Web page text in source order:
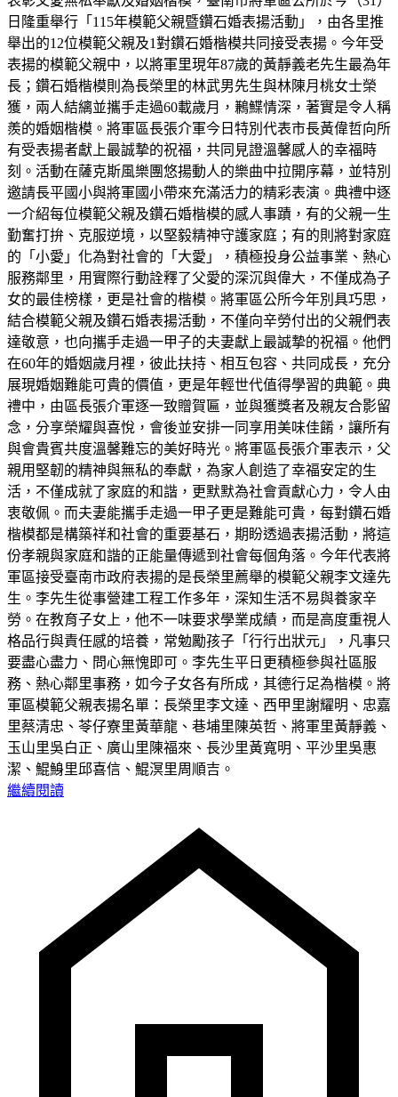
日隆重舉行「115年模範父親暨鑽石婚表揚活動」，由各里推
舉出的12位模範父親及1對鑽石婚楷模共同接受表揚。今年受
表揚的模範父親中，以將軍里現年87歲的黃靜義老先生最為年
長；鑽石婚楷模則為長榮里的林武男先生與林陳月桃女士榮
獲，兩人結縭並攜手走過60載歲月，鶼鰈情深，著實是令人稱
羨的婚姻楷模。將軍區長張介軍今日特別代表市長黃偉哲向所
有受表揚者獻上最誠摯的祝福，共同見證溫馨感人的幸福時
刻。活動在薩克斯風樂團悠揚動人的樂曲中拉開序幕，並特別
邀請長平國小與將軍國小帶來充滿活力的精彩表演。典禮中逐
一介紹每位模範父親及鑽石婚楷模的感人事蹟，有的父親一生
勤奮打拚、克服逆境，以堅毅精神守護家庭；有的則將對家庭
的「小愛」化為對社會的「大愛」，積極投身公益事業、熱心
服務鄰里，用實際行動詮釋了父愛的深沉與偉大，不僅成為子
女的最佳榜樣，更是社會的楷模。將軍區公所今年別具巧思，
結合模範父親及鑽石婚表揚活動，不僅向辛勞付出的父親們表
達敬意，也向攜手走過一甲子的夫妻獻上最誠摯的祝福。他們
在60年的婚姻歲月裡，彼此扶持、相互包容、共同成長，充分
展現婚姻難能可貴的價值，更是年輕世代值得學習的典範。典
禮中，由區長張介軍逐一致贈賀匾，並與獲獎者及親友合影留
念，分享榮耀與喜悅，會後並安排一同享用美味佳餚，讓所有
與會貴賓共度溫馨難忘的美好時光。將軍區長張介軍表示，父
親用堅韌的精神與無私的奉獻，為家人創造了幸福安定的生
活，不僅成就了家庭的和諧，更默默為社會貢獻心力，令人由
衷敬佩。而夫妻能攜手走過一甲子更是難能可貴，每對鑽石婚
楷模都是構築祥和社會的重要基石，期盼透過表揚活動，將這
份孝親與家庭和諧的正能量傳遞到社會每個角落。今年代表將
軍區接受臺南市政府表揚的是長榮里薦舉的模範父親李文達先
生。李先生從事營建工程工作多年，深知生活不易與養家辛
勞。在教育子女上，他不一味要求學業成績，而是高度重視人
格品行與責任感的培養，常勉勵孩子「行行出狀元」，凡事只
要盡心盡力、問心無愧即可。李先生平日更積極參與社區服
務、熱心鄰里事務，如今子女各有所成，其德行足為楷模。將
軍區模範父親表揚名單：長榮里李文達、西甲里謝耀明、忠嘉
里蔡清忠、苓仔寮里黃華龍、巷埔里陳英哲、將軍里黃靜義、
玉山里吳白正、廣山里陳福來、長沙里黃寬明、平沙里吳惠
潔、鯤鯓里邱喜信、鯤溟里周順吉。
繼續閱讀